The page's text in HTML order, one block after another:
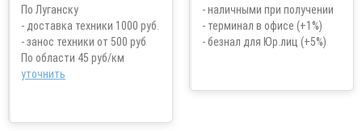
По Луганску
- доставка техники 1000 руб.
- занос техники от 500 руб
По области 45 руб/км
уточнить
- наличными при получении
- терминал в офисе (+1%)
- безнал для Юр.лиц (+5%)